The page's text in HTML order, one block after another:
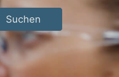
Suchen